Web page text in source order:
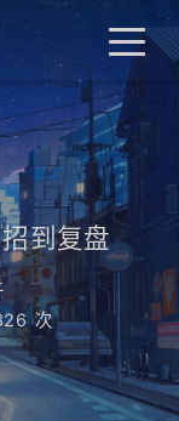
到复盘
次